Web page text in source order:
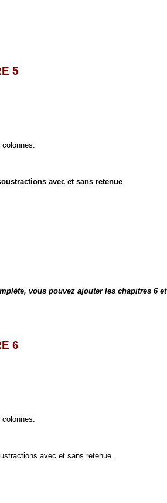
5
colonnes.
avec et sans retenue.
vous pouvez ajouter les chapitres 6 et
6
colonnes.
avec et sans retenue.